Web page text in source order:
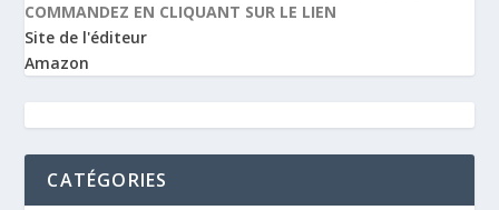
COMMANDEZ EN CLIQUANT SUR LE LIEN
Site de l'éditeur
Amazon
CATÉGORIES